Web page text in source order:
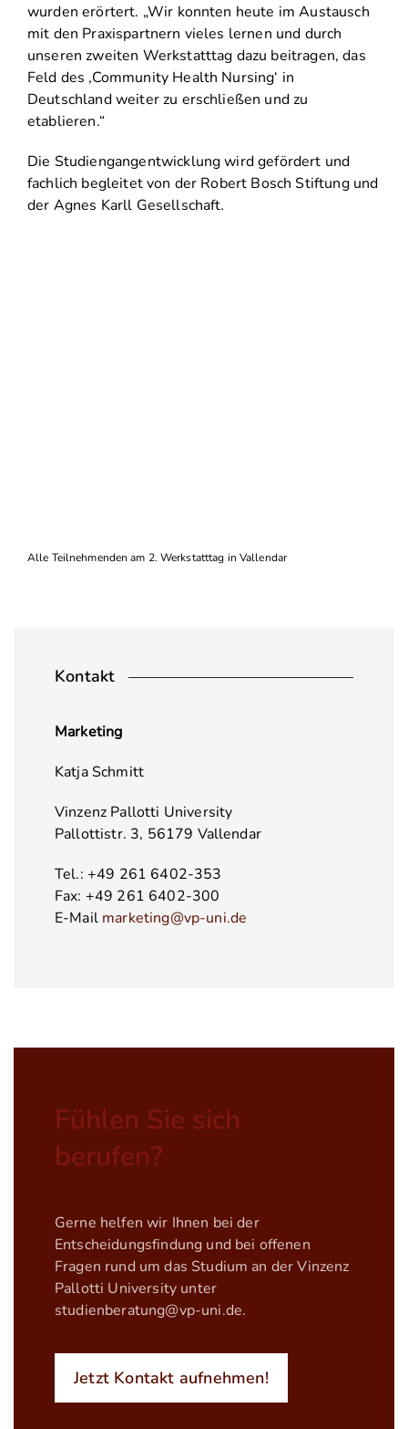
wurden erörtert. „Wir konnten heute im Austausch
mit den Praxispartnern vieles lernen und durch
unseren zweiten Werkstatttag dazu beitragen, das
Feld des ‚Community Health Nursing‘ in
Deutschland weiter zu erschließen und zu
etablieren.“
Die Studiengangentwicklung wird gefördert und
fachlich begleitet von der Robert Bosch Stiftung und
der Agnes Karll Gesellschaft.
Alle Teilnehmenden am 2. Werkstatttag in Vallendar
Kontakt
Marketing
Katja Schmitt
Vinzenz Pallotti University
Pallottistr. 3, 56179 Vallendar
Tel.: +49 261 6402-353
Fax: +49 261 6402-300
E-Mail marketing@vp-uni.de
Fühlen Sie sich
berufen?
Gerne helfen wir Ihnen bei der
Entscheidungsfindung und bei offenen
Fragen rund um das Studium an der Vinzenz
Pallotti University unter
studienberatung@vp-uni.de.
Jetzt Kontakt aufnehmen!